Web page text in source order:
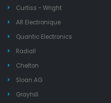
Curtiss - Wright
AR Electronique
Quantic Electronics
Radiall
Chelton
Sloan AG
Grayhill